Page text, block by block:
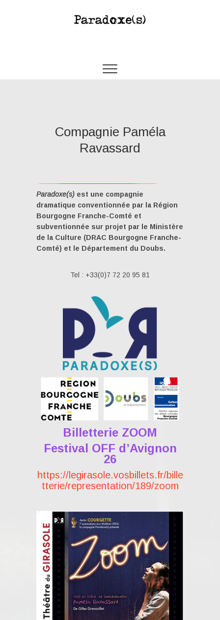
Compagnie Paméla
Ravassard
Paradoxe(s) est une compagnie
dramatique conventionnée par la Région
Bourgogne Franche-Comté et
subventionnée sur projet par le Ministère
de la Culture (DRAC Bourgogne Franche-
Comté) et le Département du Doubs.
Tel : +33(0)7 72 20 95 81
Billetterie ZOOM
Festival OFF d’Avignon
26
https://legirasole.vosbillets.fr/bille
tterie/representation/189/zoom